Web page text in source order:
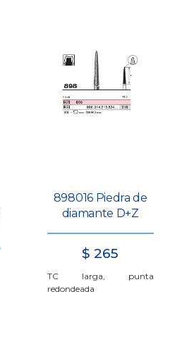
898016 Piedra de
diamante D+Z
$265
TC larga, punta
redondeada